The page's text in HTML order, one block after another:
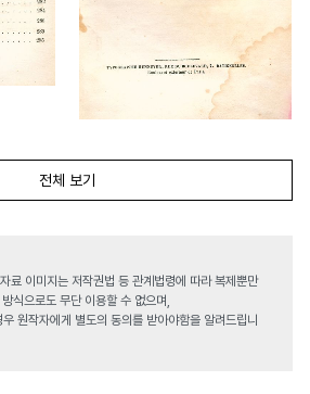
전체 보기
료 이미지는 저작권법 등 관계법령에 따라 복제뿐만
식으로도 무단 이용할 수 없으며,
원작자에게 별도의 동의를 받아야함을 알려드립니